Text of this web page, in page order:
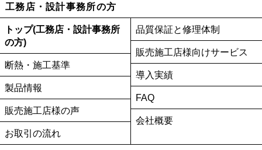
工務店・設計事務所の方
トップ(工務店・設計事務所
の方)
断熱・施工基準
製品情報
販売施工店様の声
お取引の流れ
品質保証と修理体制
販売施工店様向けサービス
導入実績
FAQ
会社概要